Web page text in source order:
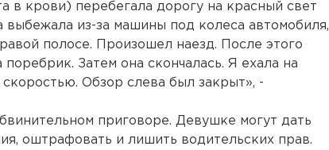
в крови) перебегала дорогу на красный свет
выбежала из-за машины под колеса автомобиля,
полосе. Произошел наезд. После этого
Затем она скончалась. Я ехала на
Обзор слева был закрыт», -
приговоре. Девушке могут дать
оштрафовать и лишить водительских прав.